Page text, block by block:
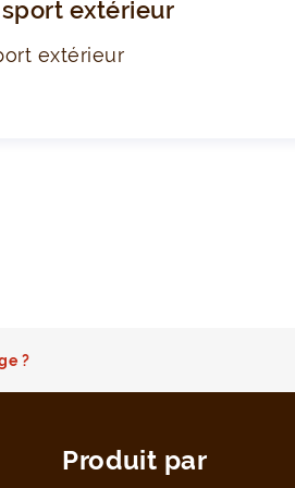
extérieur
extérieur
?
Produit par